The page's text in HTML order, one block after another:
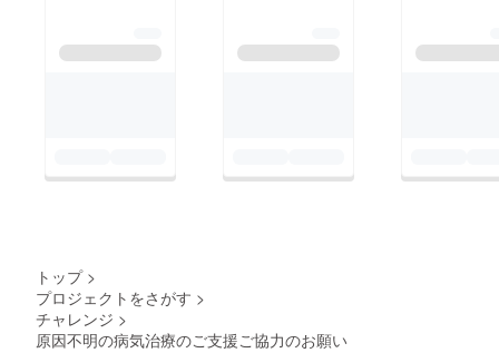
れません。どうかミル
ご報告で申し訳ござい
トップ >
プロジェクトをさがす >
チャレンジ >
原因不明の病気治療のご支援ご協力のお願い